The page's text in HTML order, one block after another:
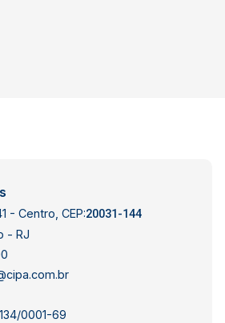
é ideal para quem busca
e uma localização privilegiada.
por uma ampla variedade de
cafés, supermercados,
e diversos serviços. A
fácil acesso ao
à Praia de Botafogo, ao
Pão de Açúcar e a outras
Zona Sul. Além disso, conta
- Centro, CEP:20031-144
- RJ
0001-69